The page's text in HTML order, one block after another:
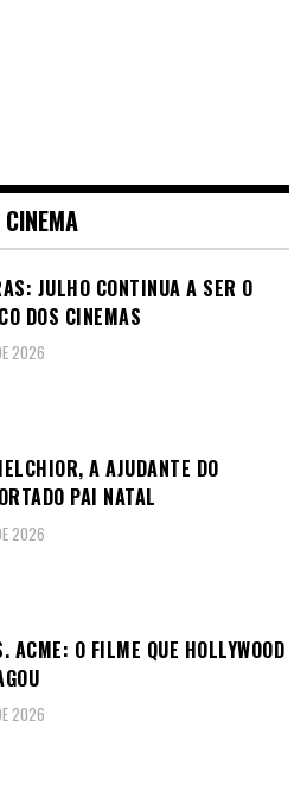
CINEMA
JULHO CONTINUA A SER O
DOS CINEMAS
2026
A AJUDANTE DO
PAI NATAL
2026
ACME: O FILME QUE HOLLYWOOD
2026